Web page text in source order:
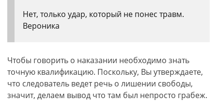
Нет, только удар, который не понес травм.
Вероника
Чтобы говорить о наказании необходимо знать
точную квалификацию. Поскольку, Вы утверждаете,
что следователь ведет речь о лишении свободы,
значит, делаем вывод что там был непросто грабеж.